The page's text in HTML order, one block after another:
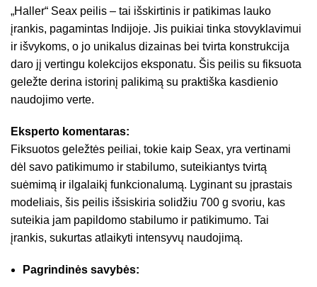
„Haller“ Seax peilis – tai išskirtinis ir patikimas lauko
įrankis, pagamintas Indijoje. Jis puikiai tinka stovyklavimui
ir išvykoms, o jo unikalus dizainas bei tvirta konstrukcija
daro jį vertingu kolekcijos eksponatu. Šis peilis su fiksuota
geležte derina istorinį palikimą su praktiška kasdienio
naudojimo verte.
Eksperto komentaras:
Fiksuotos geležtės peiliai, tokie kaip Seax, yra vertinami
dėl savo patikimumo ir stabilumo, suteikiantys tvirtą
suėmimą ir ilgalaikį funkcionalumą. Lyginant su įprastais
modeliais, šis peilis išsiskiria solidžiu 700 g svoriu, kas
suteikia jam papildomo stabilumo ir patikimumo. Tai
įrankis, sukurtas atlaikyti intensyvų naudojimą.
Pagrindinės savybės: